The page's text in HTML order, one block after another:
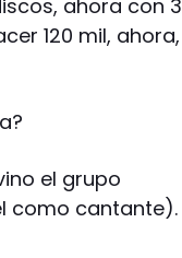
ahora con 3
120 mil, ahora,
el grupo
como cantante).